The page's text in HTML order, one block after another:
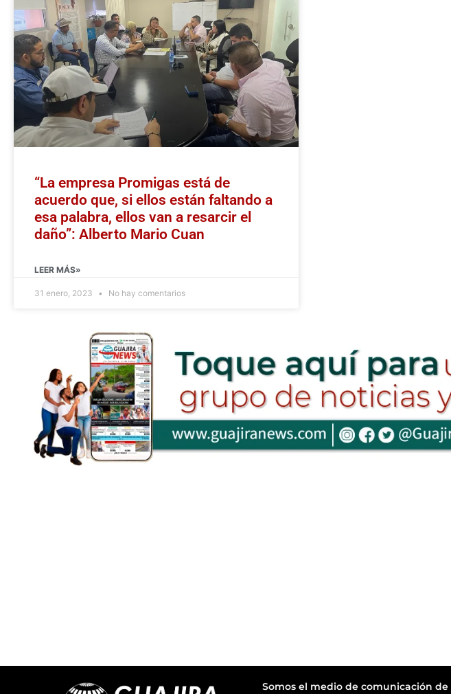
“La empresa Promigas está de
acuerdo que, si ellos están faltando a
esa palabra, ellos van a resarcir el
daño”: Alberto Mario Cuan
LEER MÁS»
31 enero, 2023 No hay comentarios
Somos el medio de comunicación de